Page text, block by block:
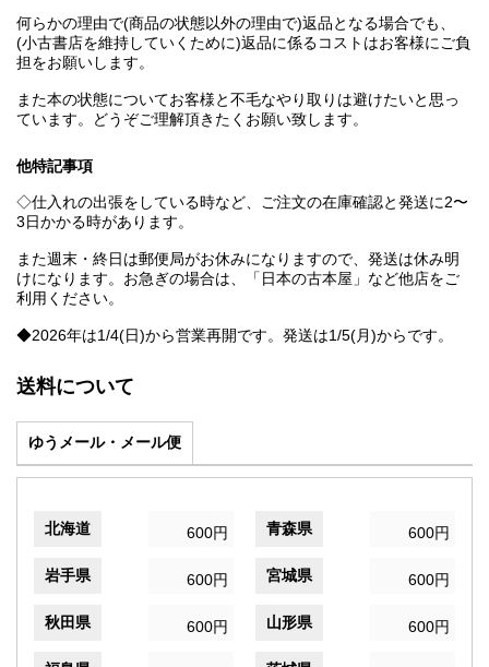
何らかの理由で(商品の状態以外の理由で)返品となる場合でも、
(小古書店を維持していくために)返品に係るコストはお客様にご負
担をお願いします。
また本の状態についてお客様と不毛なやり取りは避けたいと思っ
ています。どうぞご理解頂きたくお願い致します。
他特記事項
◇仕入れの出張をしている時など、ご注文の在庫確認と発送に2〜
3日かかる時があります。
また週末・終日は郵便局がお休みになりますので、発送は休み明
けになります。お急ぎの場合は、「日本の古本屋」など他店をご
利用ください。
◆2026年は1/4(日)から営業再開です。発送は1/5(月)からです。
送料について
ゆうメール・メール便
北海道 600円 青森県 600円
岩手県 600円 宮城県 600円
秋田県 600円 山形県 600円